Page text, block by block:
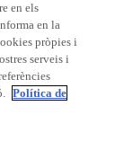
en els
en la
pròpies i
serveis i
Política de